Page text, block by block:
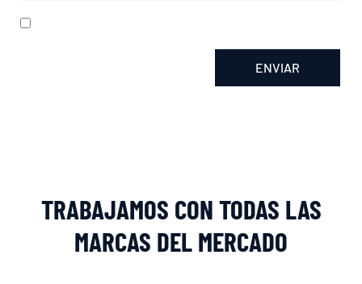
ENVIAR
TRABAJAMOS CON TODAS LAS
MARCAS DEL MERCADO